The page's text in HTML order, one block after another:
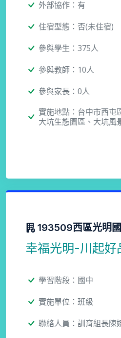
外部協作：有
住宿型態：否(未住宿)
參與學生：375人
參與教師：10人
參與家長：0人
實施地點：台中市西屯
大坑生態園區、大坑風
193509西區光明
幸福光明-川起好
學習階段：國中
實施單位：班級
聯絡人員：訓育組長陳